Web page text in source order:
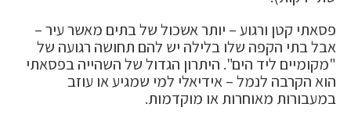
פסאתי קטן ורגוע – יותר אשכול של בתים מאשר עיר –
אבל בתי הקפה שלו בלילה יש להם תחושה רגועה של
"מקומיים ליד הים". היתרון הגדול של השהייה בפסאתי
הוא הקרבה לנמל – אידיאלי למי שמגיע או עוזב
במעבורות מאוחרות או מוקדמות.